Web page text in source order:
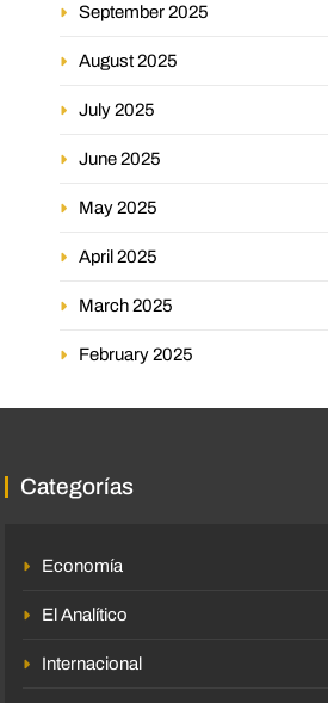
September 2025
August 2025
July 2025
June 2025
May 2025
April 2025
March 2025
February 2025
Categorías
Economía
El Analítico
Internacional